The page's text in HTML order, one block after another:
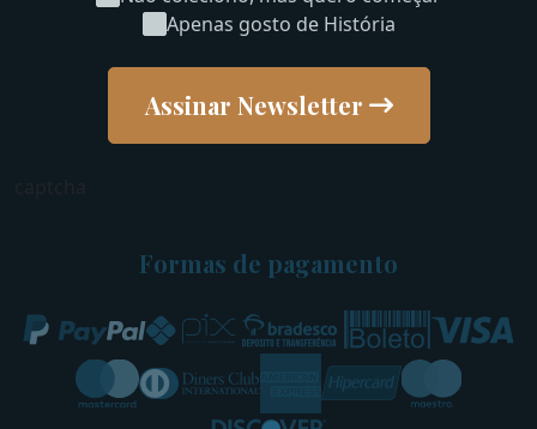
Apenas gosto de História
Assinar Newsletter
Formas de pagamento